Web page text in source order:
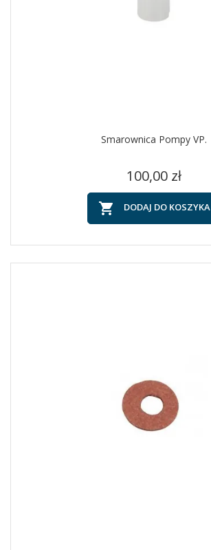
Smarownica Pompy VP.
Cena
100,00 zł
 DODAJ DO KOSZYKA